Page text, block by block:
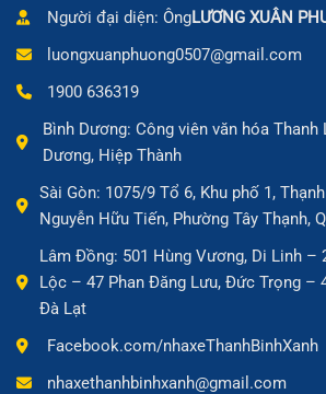
Người đại diện: ÔngLƯƠNG XUÂN
luongxuanphuong0507@gmail.com
1900 636319
Bình Dương: Công viên văn hóa
Dương, Hiệp Thành
Sài Gòn: 1075/9 Tổ 6, Khu phố 1,
Nguyễn Hữu Tiến, Phường Tây Thạnh,
Lâm Đồng: 501 Hùng Vương, Di Linh –
Lộc – 47 Phan Đăng Lưu, Đức Trọng –
Đà Lạt
Facebook.com/nhaxeThanhBinhXanh
nhaxethanhbinhxanh@gmail.com